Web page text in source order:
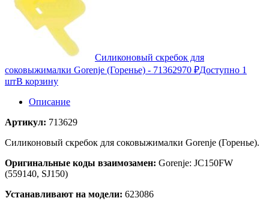
Силиконовый скребок для
соковыжималки Gorenje (Горенье) - 71362970 ₽Доступно 1
штВ корзину
Описание
Артикул: 713629
Силиконовый скребок для соковыжималки Gorenje (Горенье).
Оригинальные коды взаимозамен: Gorenje: JC150FW
(559140, SJ150)
Устанавливают на модели: 623086